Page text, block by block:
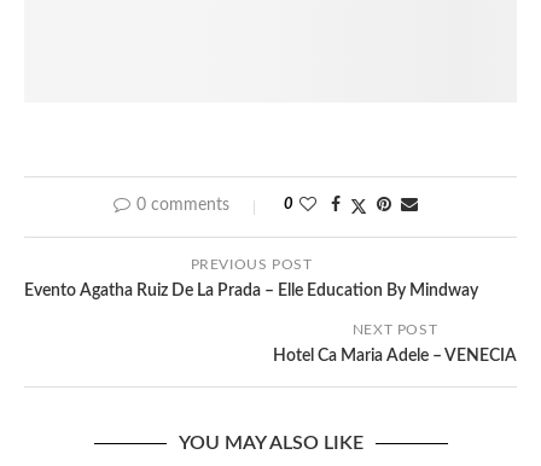
0 comments 0
PREVIOUS POST
Evento Agatha Ruiz De La Prada – Elle Education By Mindway
NEXT POST
Hotel Ca Maria Adele – VENECIA
YOU MAY ALSO LIKE